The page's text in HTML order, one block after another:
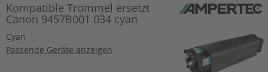
Kompatible Trommel ersetzt
Canon 9457B001 034 cyan
Cyan
Passende Geräte anzeigen